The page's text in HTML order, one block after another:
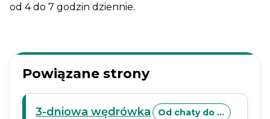
od 4 do 7 godzin dziennie.
Powiązane strony
3-dniowa wędrówka
Od chaty do chaty